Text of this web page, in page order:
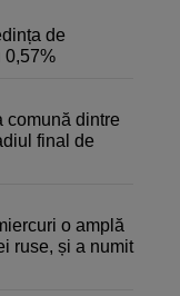
de
0,57%
comună dintre
final de
o amplă
ruse, și a numit